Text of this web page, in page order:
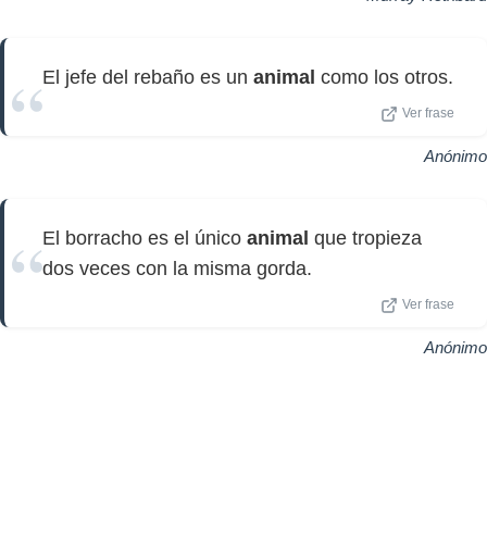
El jefe del rebaño es un animal como los otros.
Ver frase
Anónimo
El borracho es el único animal que tropieza
dos veces con la misma gorda.
Ver frase
Anónimo